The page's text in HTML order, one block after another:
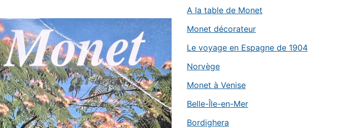
A la table de Monet
Monet décorateur
Le voyage en Espagne de 1904
Norvège
Monet à Venise
Belle-Île-en-Mer
Bordighera